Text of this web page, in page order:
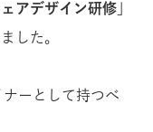
アデザイン研修」
した。
ーとして持つべ